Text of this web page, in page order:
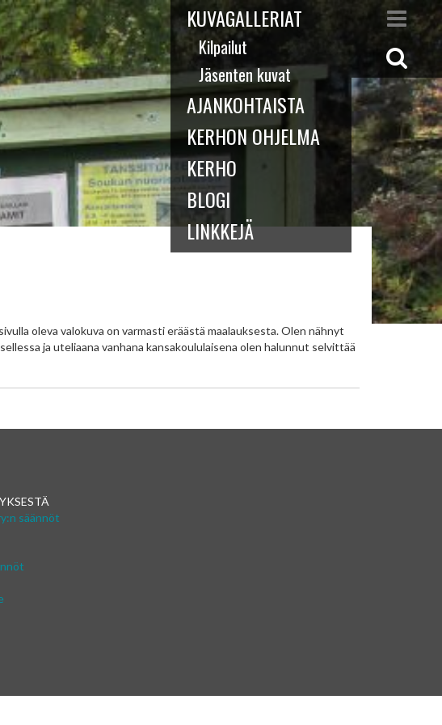
KUVAGALLERIAT
Kilpailut
Jäsenten kuvat
AJANKOHTAISTA
KERHON OHJELMA
KERHO
BLOGI
LINKKEJÄ
oleva valokuva on varmasti eräästä maalauksesta. Olen nähnyt
ja uteliaana vanhana kansakoululaisena olen halunnut selvittää
säännöt